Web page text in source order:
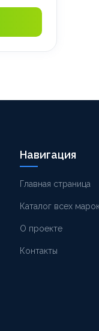
Навигация
Главная страница
Каталог всех
О проекте
Контакты